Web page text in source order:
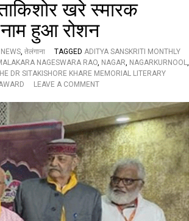
खरे स्मारक
हुआ रोशन
, तेलंगाना TAGGED ADITYA SANSKRITI MONTHLY
NAGESWARA RAO, NAGAR, NAGARKURNOOL,
DR SITAKISHORE KHARE MEMORIAL LITERARY
LEAVE A COMMENTO
हिं
दी
शि
क्ष
क
क
म
ले
क
ना